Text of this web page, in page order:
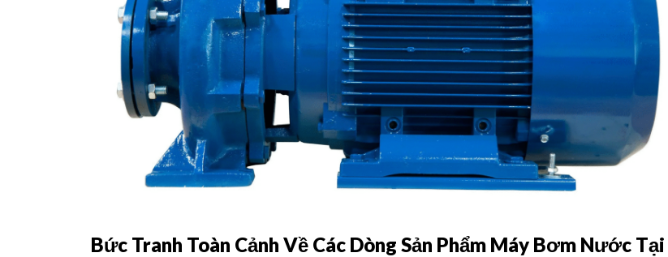
Bức Tranh Toàn Cảnh Về Các Dòng Sản Phẩm Máy Bơm Nước Tại